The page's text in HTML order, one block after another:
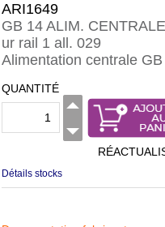
ARI1649
GB 14 ALIM.
ur rail 1 all. 029
Alimentation centrale
QUANTITÉ
Détails stocks